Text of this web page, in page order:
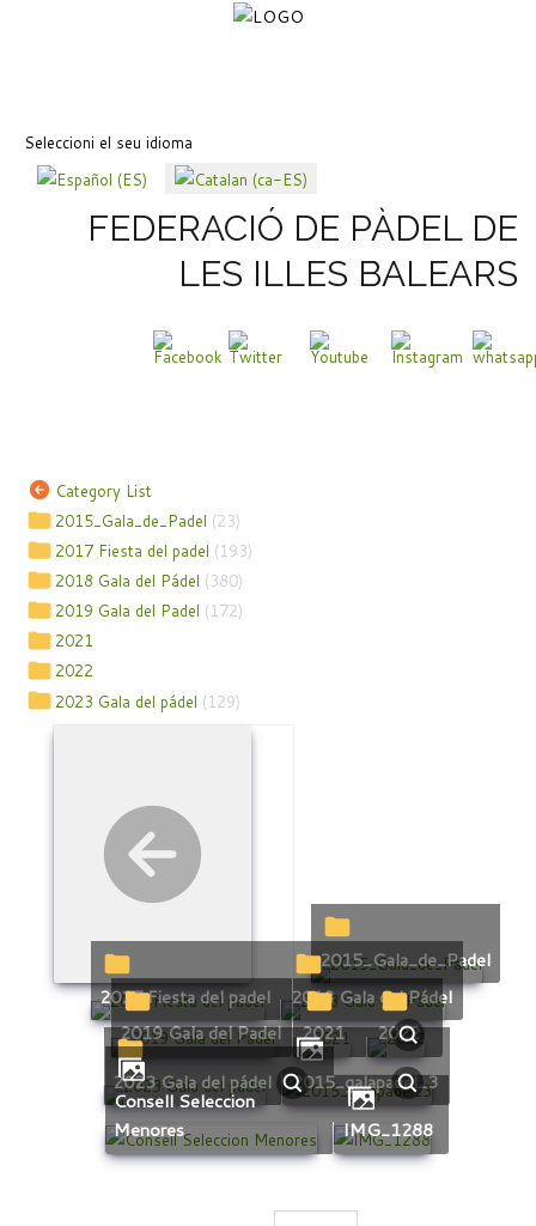
Seleccioni el seu idioma
FEDERACIÓ DE PÀDEL DE
LES ILLES BALEARS
Category List
2015_Gala_de_Padel (23)
2017 Fiesta del padel (193)
2018 Gala del Pádel (380)
2019 Gala del Padel (172)
2021
2022
2023 Gala del pádel (129)
2015_Gala_de_Padel
2017 Fiesta del padel
2018 Gala del Pádel
2019 Gala del Padel
2021
2022
2023 Gala del pádel
2015_galapadel_3
Consell Seleccion
Menores
IMG_1288